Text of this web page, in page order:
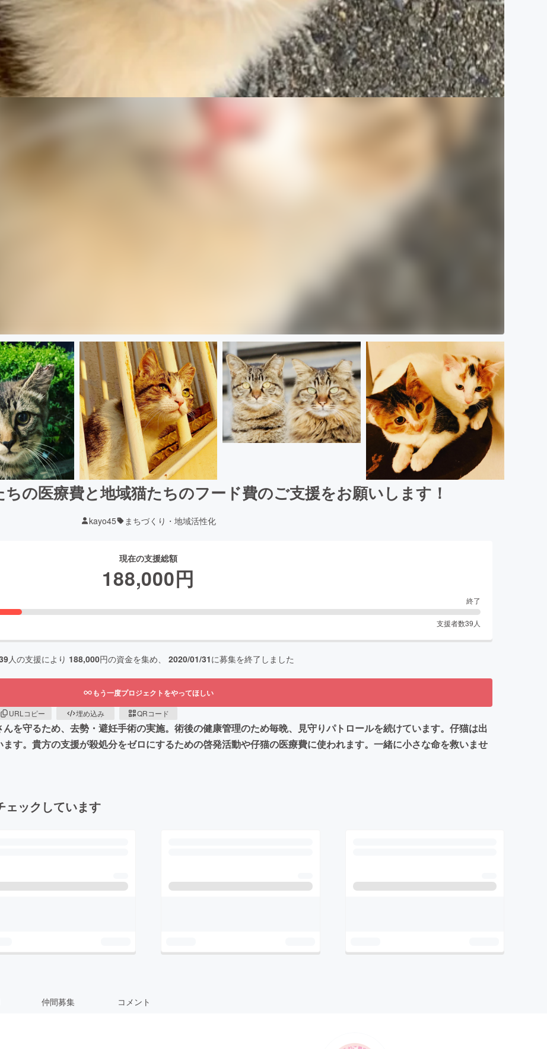
ちの医療費と地域猫たちのフード費のご支援をお願いします！
kayo45 まちづくり・地域活性化
現在の支援総額
188,000円
終了
支援者数39 人
人の支援により 188,000円の資金を集め、 2020/01/31に募集を終了しました
もう一度プロジェクトをやってほしい
URLコピー 埋め込み QRコード
を守るため、去勢・避妊手術の実施。術後の健康管理のため毎晩、見守りパトロールを続けています。仔猫は出
す。貴方の支援が殺処分をゼロにするための啓発活動や仔猫の医療費に使われます。一緒に小さな命を救いませ
ェックしています
仲間募集 コメント